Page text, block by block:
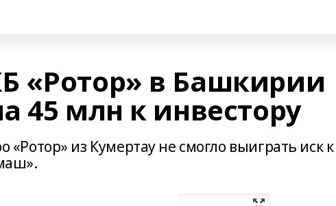
«Ротор» в Башкирии
45 млн к инвестору
«Ротор» из Кумертау не смогло выиграть иск к